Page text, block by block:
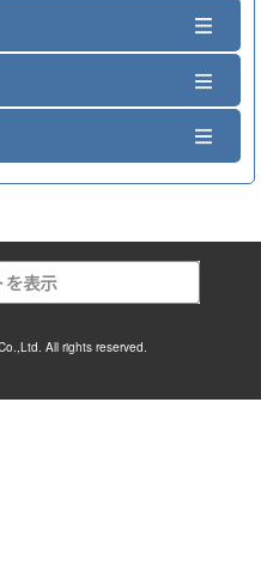
All rights reserved.